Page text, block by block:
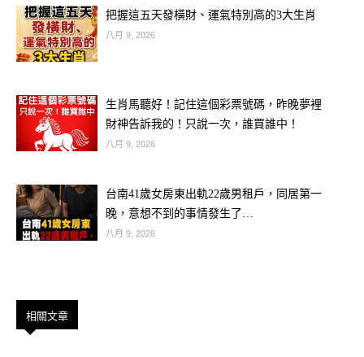
聽到的話語中藏著發財密碼。
♈ 牡羊座： 火星帶來的行動力讓您財
19:00（酉時） 前往投注，財氣最旺。
雙魚座：** 靈魂感知力最強的一天。今
日買彩券時，建議採取「靈魂選號
法」，隨心所欲地勾選，中獎機率最
高。
把握這五天發橫財、運氣特別高的3大生肖
八月 9, 2026
生肖馬聽好！記住這個彩票號碼，昨晚夢裡
財神告訴我的！只說一次，誰買誰中！
八月 9, 2026
台南41歲女房東出軌22歲男租戶，同居第一
晚，意想不到的事情發生了…
八月 9, 2026
相關文章